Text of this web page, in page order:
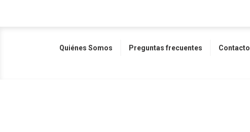
Quiénes Somos Preguntas frecuentes Contacto